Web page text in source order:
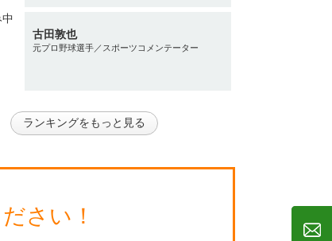
古田敦也
元プロ野球選手／スポーツコメンテーター
ランキングをもっと見る
さい！